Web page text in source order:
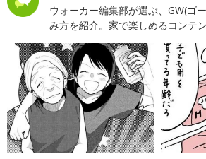
ウォーカー編集部が選ぶ、GW(ゴ
み方を紹介。家で楽しめるコンテ